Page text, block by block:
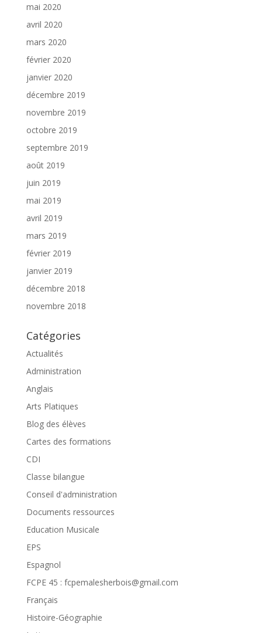
mai 2020
avril 2020
mars 2020
février 2020
janvier 2020
décembre 2019
novembre 2019
octobre 2019
septembre 2019
août 2019
juin 2019
mai 2019
avril 2019
mars 2019
février 2019
janvier 2019
décembre 2018
novembre 2018
Catégories
Actualités
Administration
Anglais
Arts Platiques
Blog des élèves
Cartes des formations
CDI
Classe bilangue
Conseil d'administration
Documents ressources
Education Musicale
EPS
Espagnol
FCPE 45 : fcpemalesherbois@gmail.com
Français
Histoire-Géographie